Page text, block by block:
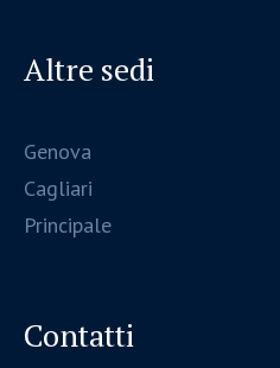
Altre sedi
Genova
Cagliari
Principale
Contatti